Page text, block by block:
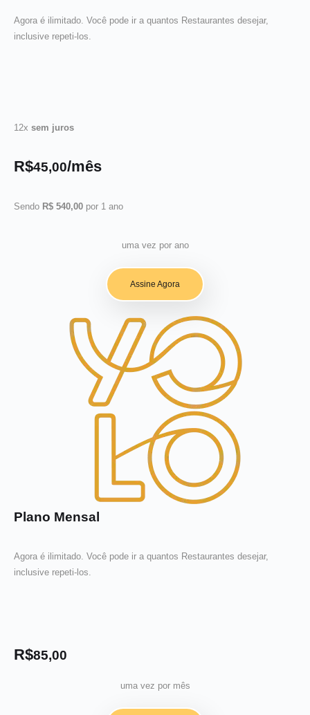
Agora é ilimitado. Você pode ir a quantos Restaurantes desejar,
inclusive repeti-los.
12x sem juros
R$45,00/mês
Sendo R$ 540,00 por 1 ano
uma vez por ano
Assine Agora
Plano Mensal
Agora é ilimitado. Você pode ir a quantos Restaurantes desejar,
inclusive repeti-los.
R$85,00
uma vez por mês